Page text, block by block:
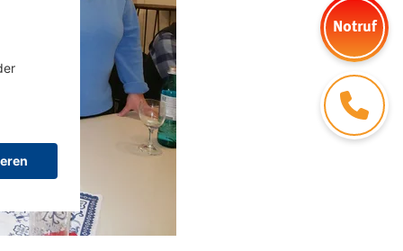
Notruf
Kontakt